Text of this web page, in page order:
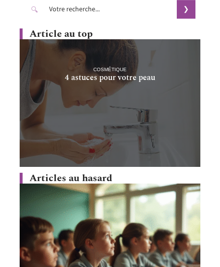
Article au top
COSMÉTIQUE
4 astuces pour votre peau
Articles au hasard